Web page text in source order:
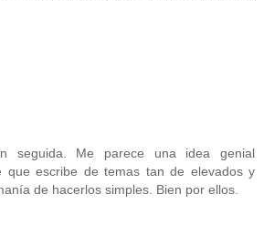
seguida. Me parece una idea genial
que escribe de temas tan de elevados y
de hacerlos simples. Bien por ellos.